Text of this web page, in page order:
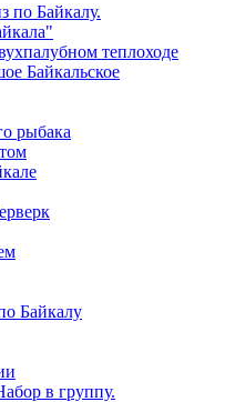
по Байкалу.
теплоходе
Байкальское
рыбака
Байкалу
в группу.